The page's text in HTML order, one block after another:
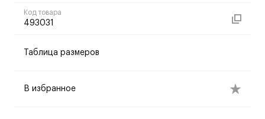
Код товара
493031
Таблица размеров
В избранное